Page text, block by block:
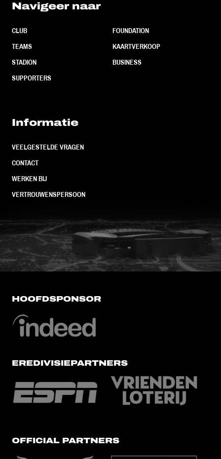
Navigeer naar
CLUB
TEAMS
STADION
SUPPORTERS
FOUNDATION
KAARTVERKOOP
BUSINESS
Informatie
VEELGESTELDE VRAGEN
CONTACT
WERKEN BIJ
VERTROUWENSPERSOON
FC Utrecht<br>vanuit<br>het
HOOFDSPONSOR
EREDIVISIEPARTNERS
OFFICIAL PARTNERS